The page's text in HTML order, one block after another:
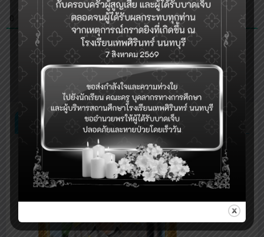
0 COMMENTS
ผู้อำนวยการสถานศึกษา